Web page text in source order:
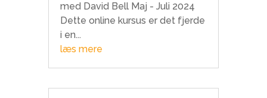
med David Bell Maj - Juli 2024
Dette online kursus er det fjerde
i en...
læs mere